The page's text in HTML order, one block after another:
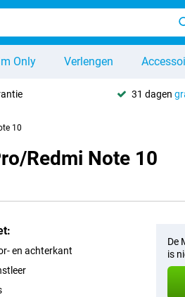
Only Verlengen
31 dagen
10
Redmi Note 10
en achterkant
De
is